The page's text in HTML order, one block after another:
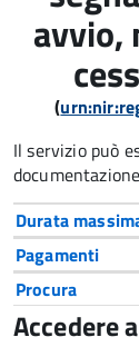
avvio,
(
Il servizio può
Durata
Pagamenti
Procura
Accedere